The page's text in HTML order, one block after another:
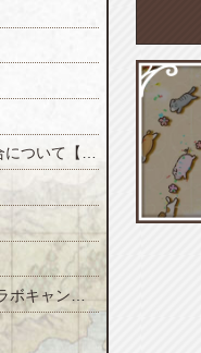
『わくわくフィッシング』×『楽園生活ひつじ村』コラボキャンペーン！